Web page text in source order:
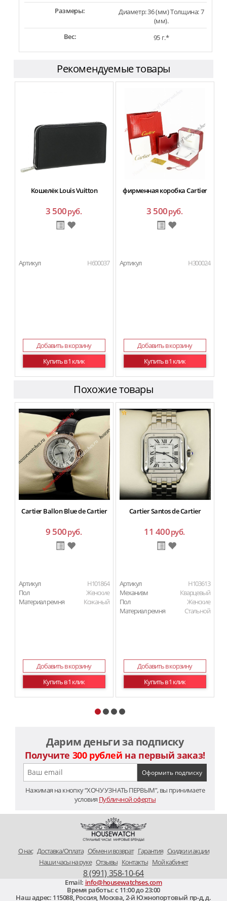
Размеры:
Диаметр: 36 (мм) Толщина: 7
(мм).
Вес:
95 г.*
Рекомендуемые товары
Кошелёк Louis Vuitton
3 500руб.
Артикул H600037
Добавить в корзину
Купить в 1 клик
фирменная коробка Cartier
3 500руб.
Артикул H300024
Добавить в корзину
Купить в 1 клик
Похожие товары
Cartier Ballon Blue de Cartier
9 500руб.
Артикул
H101864
Пол
Женские
Материал ремня
Кожаный
Добавить в корзину
Купить в 1 клик
Cartier Santos de Cartier
11 400руб.
Артикул
H103613
Механизм
Кварцевый
Пол
Женские
Материал ремня
Стальной
Добавить в корзину
Купить в 1 клик
Дарим деньги за подписку
Получите 300 рублей на первый заказ!
Нажимая на кнопку “ХОЧУ УЗНАТЬ ПЕРВЫМ”, вы принимаете
условия Публичной оферты
O нас Доставка/Оплата Обмен и возврат Гарантия Скидки и акции
Наши часы на руке Отзывы Контакты Мой кабинет
8 (991) 358-10-64
Email: info@housewatchses.com
Время работы: c 11:00 до 23:00
Наш адрес: 115088, Россия, Москва 2-й Южнопортовый пр-д, д.